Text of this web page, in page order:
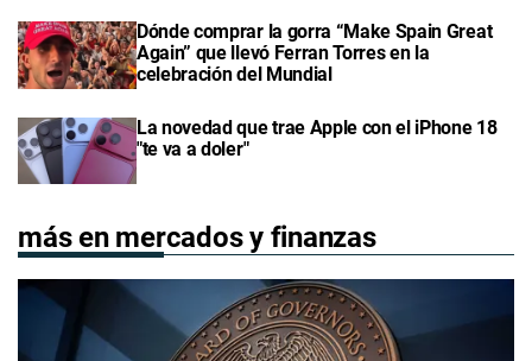
Dónde comprar la gorra “Make Spain Great
Again” que llevó Ferran Torres en la
celebración del Mundial
La novedad que trae Apple con el iPhone 18
"te va a doler"
más en mercados y finanzas